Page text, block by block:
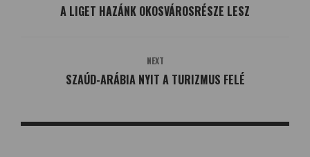
A LIGET HAZÁNK OKOSVÁROSRÉSZE LESZ
NEXT
SZAÚD-ARÁBIA NYIT A TURIZMUS FELÉ